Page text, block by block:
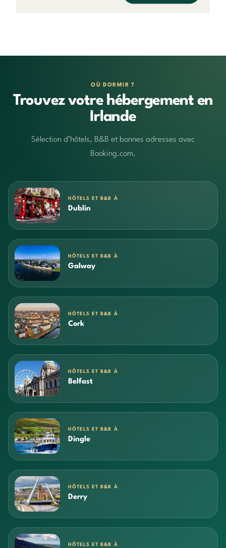
OÙ DORMIR ?
Trouvez votre hébergement en
Irlande
Sélection d’hôtels, B&B et bonnes adresses avec
Booking.com.
HÔTELS ET B&B À
Dublin
HÔTELS ET B&B À
Galway
HÔTELS ET B&B À
Cork
HÔTELS ET B&B À
Belfast
HÔTELS ET B&B À
Dingle
HÔTELS ET B&B À
Derry
HÔTELS ET B&B À